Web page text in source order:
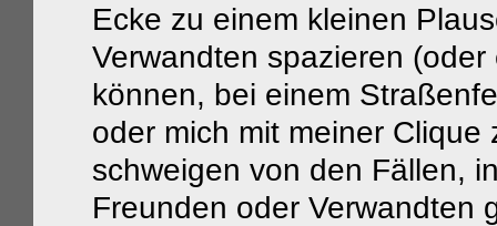
Ecke zu einem kleinen
Verwandten spazieren
können, bei einem
oder mich mit meiner
schweigen von den Fällen,
Freunden oder Verwandten